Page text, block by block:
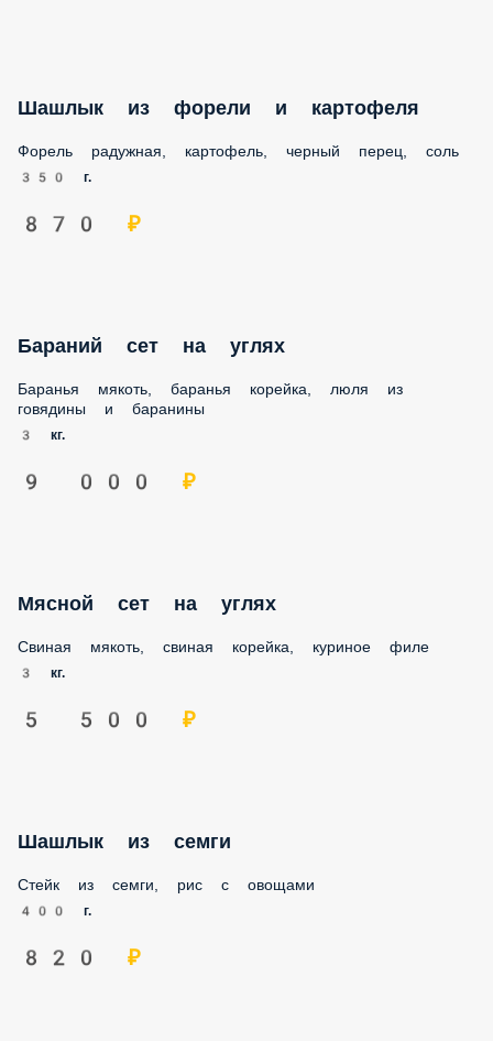
Шашлык из форели и картофеля
Форель радужная, картофель, черный перец, соль
350 г.
870 ₽
Бараний сет на углях
Баранья мякоть, баранья корейка, люля из
говядины и баранины
3 кг.
9 000 ₽
Мясной сет на углях
Свиная мякоть, свиная корейка, куриное филе
3 кг.
5 500 ₽
Шашлык из семги
Стейк из семги, рис с овощами
400 г.
820 ₽